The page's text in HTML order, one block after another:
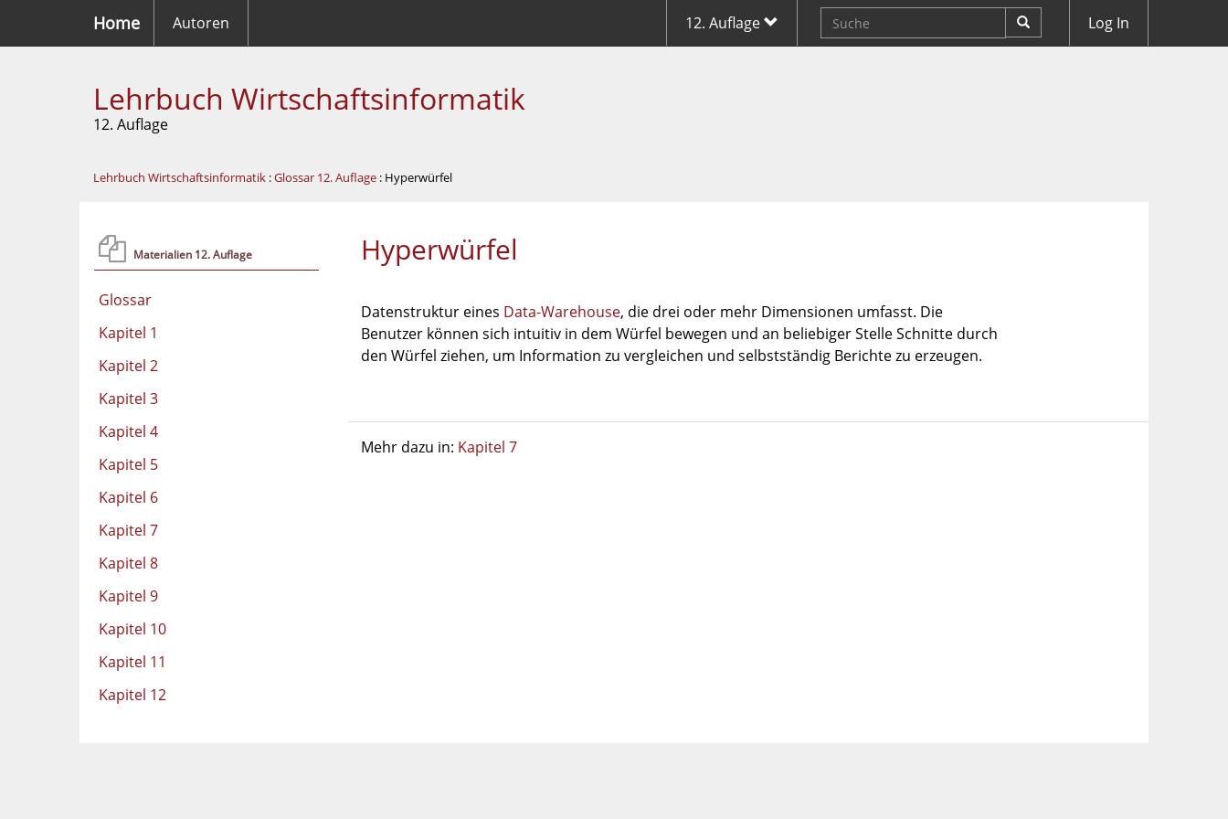
Home Autoren 12. Auflage Log In
Lehrbuch Wirtschaftsinformatik
12. Auflage
Lehrbuch Wirtschaftsinformatik :Glossar 12. Auflage : Hyperwürfel
Materialien 12. Auflage
Glossar
Kapitel 1
Kapitel 2
Kapitel 3
Kapitel 4
Kapitel 5
Kapitel 6
Kapitel 7
Kapitel 8
Kapitel 9
Kapitel 10
Kapitel 11
Kapitel 12
Hyperwürfel
Datenstruktur eines Data-Warehouse, die drei oder mehr Dimensionen umfasst. Die
Benutzer können sich intuitiv in dem Würfel bewegen und an beliebiger Stelle Schnitte durch
den Würfel ziehen, um Information zu vergleichen und selbstständig Berichte zu erzeugen.
Mehr dazu in: Kapitel 7